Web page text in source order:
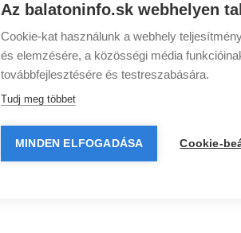
Az balatoninfo.sk webhelyen
Cookie-kat használunk a webhely
és elemzésére, a közösségi média
továbbfejlesztésére és testreszabására.
Tudj meg többet
MINDEN ELFOGADÁSA Cookie-